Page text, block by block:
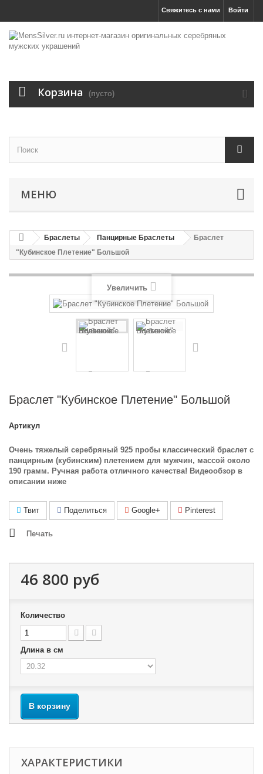
Войти
Свяжитесь с нами
Корзина (пусто)
МЕНЮ
Браслеты Панцирные Браслеты
Браслет
"Кубинское Плетение" Большой
Увеличить
Браслет "Кубинское Плетение" Большой
Артикул
Очень тяжелый серебряный 925 пробы классический браслет с
панцирным (кубинским) плетением для мужчин, массой около
190 грамм. Ручная работа отличного качества! Видеообзор в
описании ниже
Твит Поделиться Google+ Pinterest
Печать
46 800 руб
Количество
Длина в см
В корзину
ХАРАКТЕРИСТИКИ